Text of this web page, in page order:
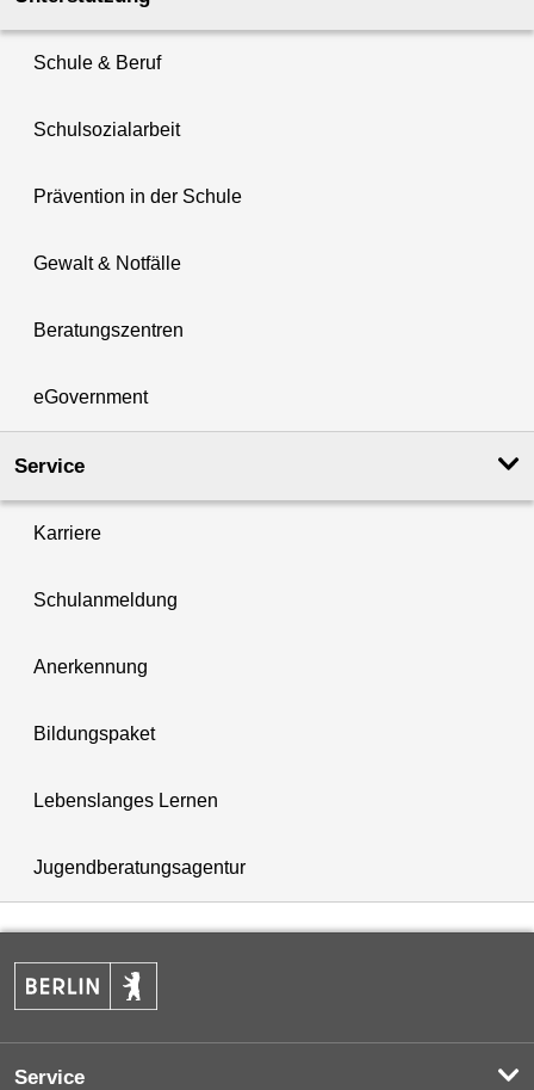
Schule & Beruf
Schulsozialarbeit
Prävention in der Schule
Gewalt & Notfälle
Beratungszentren
eGovernment
Service
Karriere
Schulanmeldung
Anerkennung
Bildungspaket
Lebenslanges Lernen
Jugendberatungsagentur
Service